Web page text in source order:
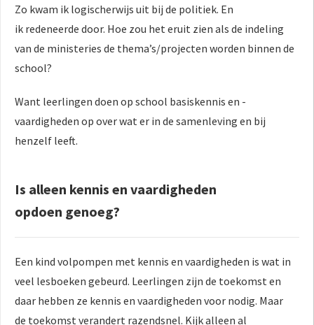
Zo kwam ik logischerwijs uit bij de politiek. En
ik redeneerde door. Hoe zou het eruit zien als de indeling
van de ministeries de thema’s/projecten worden binnen de
school?
Want leerlingen doen op school basiskennis en -
vaardigheden op over wat er in de samenleving en bij
henzelf leeft.
Is alleen kennis en vaardigheden
opdoen genoeg?
Een kind volpompen met kennis en vaardigheden is wat in
veel lesboeken gebeurd. Leerlingen zijn de toekomst en
daar hebben ze kennis en vaardigheden voor nodig. Maar
de toekomst verandert razendsnel. Kijk alleen al